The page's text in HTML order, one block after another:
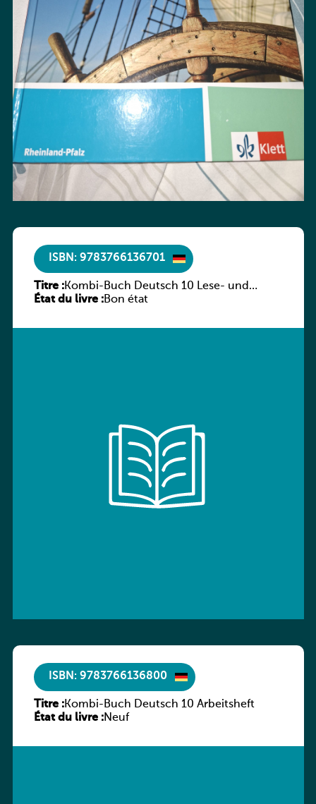
ISBN: 9783766136701
Titre :Kombi-Buch Deutsch 10 Lese- und
Sprachbuch
État du livre :Bon état
ISBN: 9783766136800
Titre :Kombi-Buch Deutsch 10 Arbeitsheft
État du livre :Neuf